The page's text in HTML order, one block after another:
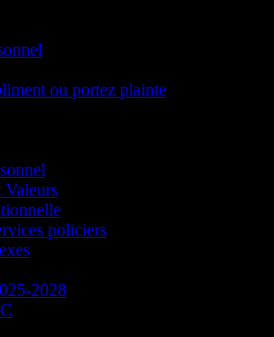
ou portez plainte
policiers
2028